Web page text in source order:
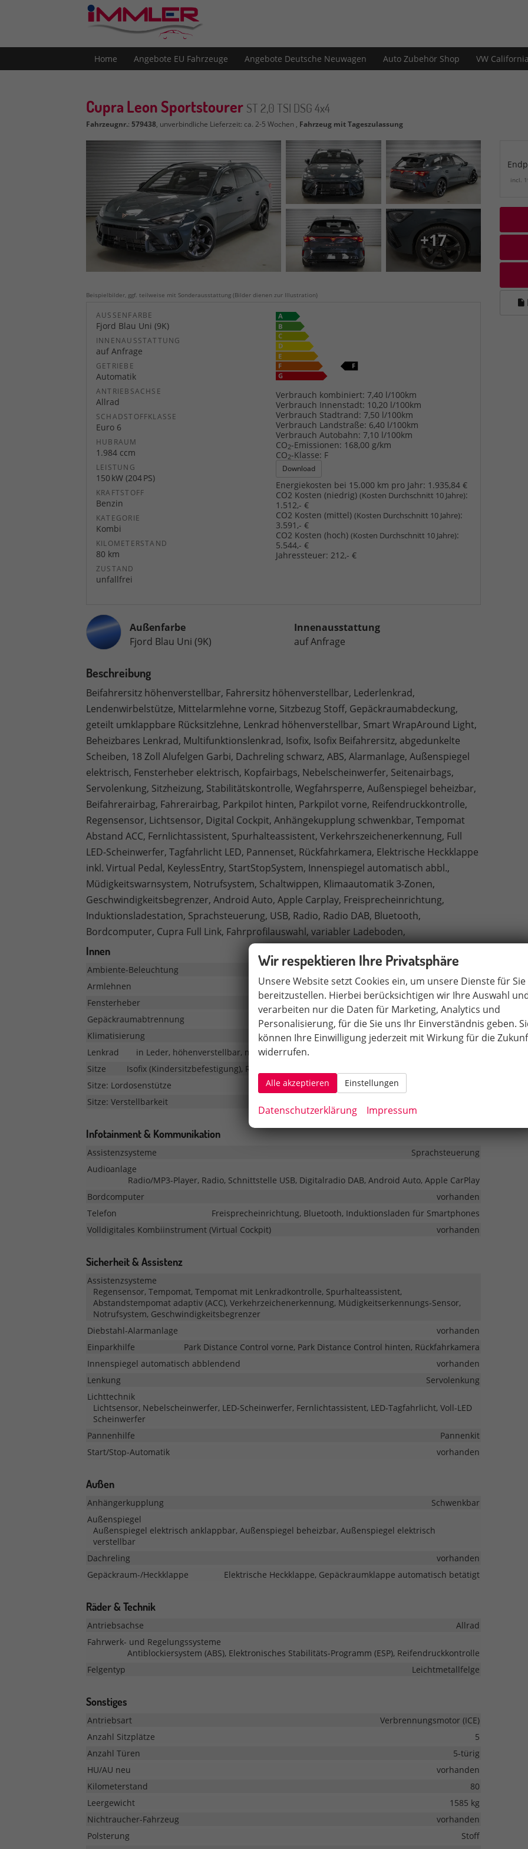
Home Angebote EU Fahrzeuge Angebote Deutsche Neuwagen Auto Zubehör Shop VW
Cupra Leon Sportstourer ST 2,0 TSI DSG 4x4
Fahrzeugnr.: 579438, unverbindliche Lieferzeit: ca. 2-5 Wochen , Fahrzeug mit Tageszulassung
incl.
+17
Beispielbilder, ggf. teilweise mit Sonderausstattung (Bilder dienen zur Illustration)
AUSSENFARBE
Fjord Blau Uni (9K)
INNENAUSSTATTUNG
auf Anfrage
GETRIEBE
Automatik
ANTRIEBSACHSE
Allrad
SCHADSTOFFKLASSE
Euro 6
HUBRAUM
1.984 ccm
LEISTUNG
150 kW (204 PS)
KRAFTSTOFF
Benzin
KATEGORIE
Kombi
KILOMETERSTAND
80 km
ZUSTAND
unfallfrei
Verbrauch kombiniert: 7,40 l/100km
Verbrauch Innenstadt: 10,20 l/100km
Verbrauch Stadtrand: 7,50 l/100km
Verbrauch Landstraße: 6,40 l/100km
Verbrauch Autobahn: 7,10 l/100km
CO2-Emissionen: 168,00 g/km
CO2-Klasse: F
Download
Energiekosten bei 15.000 km pro Jahr: 1.935,84 €
CO2 Kosten (niedrig)(Kosten Durchschnitt 10 Jahre):
1.512,- €
CO2 Kosten (mittel)(Kosten Durchschnitt 10 Jahre):
3.591,- €
CO2 Kosten (hoch)(Kosten Durchschnitt 10 Jahre):
5.544,- €
Jahressteuer: 212,- €
Außenfarbe
Fjord Blau Uni (9K)
Innenausstattung
auf Anfrage
Beschreibung
Beifahrersitz höhenverstellbar, Fahrersitz höhenverstellbar, Lederlenkrad,
Lendenwirbelstütze, Mittelarmlehne vorne, Sitzbezug Stoff, Gepäckraumabdeckung,
geteilt umklappbare Rücksitzlehne, Lenkrad höhenverstellbar, Smart WrapAround Light,
Beheizbares Lenkrad, Multifunktionslenkrad, Isofix, Isofix Beifahrersitz, abgedunkelte
Scheiben, 18 Zoll Alufelgen Garbi, Dachreling schwarz, ABS, Alarmanlage, Außenspiegel
elektrisch, Fensterheber elektrisch, Kopfairbags, Nebelscheinwerfer, Seitenairbags,
Servolenkung, Sitzheizung, Stabilitätskontrolle, Wegfahrsperre, Außenspiegel beheizbar,
Beifahrerairbag, Fahrerairbag, Parkpilot hinten, Parkpilot vorne, Reifendruckkontrolle,
Regensensor, Lichtsensor, Digital Cockpit, Anhängekupplung schwenkbar, Tempomat
Abstand ACC, Fernlichtassistent, Spurhalteassistent, Verkehrszeichenerkennung, Full
LED-Scheinwerfer, Tagfahrlicht LED, Pannenset, Rückfahrkamera, Elektrische Heckklappe
inkl. Virtual Pedal, KeylessEntry, StartStopSystem, Innenspiegel automatisch abbl.,
Müdigkeitswarnsystem, Notrufsystem, Schaltwippen, Klimaautomatik 3-Zonen,
Geschwindigkeitsbegrenzer, Android Auto, Apple Carplay, Freisprecheinrichtung,
Induktionsladestation, Sprachsteuerung, USB, Radio, Radio DAB, Bluetooth,
Bordcomputer, Cupra Full Link, Fahrprofilauswahl, variabler Ladeboden,
Innen
Ambiente-Beleuchtung
Armlehnen
Mittelarmlehne
Fensterheber
elektrisch
Gepäckraumabtrennung
vorhanden
Klimatisierung
Klimaautomatik, 3-Zonen-Klimaautomatik
Lenkrad
in Leder, höhenverstellbar, mit Multifunktionen, mit Lenkradheizung, mit Schaltwippen
Sitze
Isofix (Kindersitzbefestigung), Rücksitzbank hinten geteilt, Sitzheizung, Isofix Beifahrersitz
Sitze: Lordosenstütze
Sitze: Verstellbarkeit
Infotainment & Kommunikation
Assistenzsysteme
Sprachsteuerung
Audioanlage
Radio/MP3-Player, Radio, Schnittstelle USB, Digitalradio DAB, Android Auto, Apple CarPlay
Bordcomputer
vorhanden
Telefon
Freisprecheinrichtung, Bluetooth, Induktionsladen für Smartphones
Volldigitales Kombiinstrument (Virtual Cockpit)
vorhanden
Sicherheit & Assistenz
Assistenzsysteme
Regensensor, Tempomat, Tempomat mit Lenkradkontrolle, Spurhalteassistent,
Abstandstempomat adaptiv (ACC), Verkehrzeichenerkennung, Müdigkeitserkennungs-Sensor,
Notrufsystem, Geschwindigkeitsbegrenzer
Diebstahl-Alarmanlage
vorhanden
Einparkhilfe
Park Distance Control vorne, Park Distance Control hinten, Rückfahrkamera
Innenspiegel automatisch abblendend
vorhanden
Lenkung
Servolenkung
Lichttechnik
Lichtsensor, Nebelscheinwerfer, LED-Scheinwerfer, Fernlichtassistent, LED-Tagfahrlicht, Voll-LED
Scheinwerfer
Pannenhilfe
Pannenkit
Start/Stop-Automatik
vorhanden
Außen
Anhängerkupplung
Schwenkbar
Außenspiegel
Außenspiegel elektrisch anklappbar, Außenspiegel beheizbar, Außenspiegel elektrisch
verstellbar
Dachreling
vorhanden
Gepäckraum-/Heckklappe
Elektrische Heckklappe, Gepäckraumklappe automatisch betätigt
Räder & Technik
Antriebsachse
Allrad
Fahrwerk- und Regelungssysteme
Antiblockiersystem (ABS), Elektronisches Stabilitäts-Programm (ESP), Reifendruckkontrolle
Felgentyp
Leichtmetallfelge
Sonstiges
Antriebsart
Verbrennungsmotor (ICE)
Anzahl Sitzplätze
5
Anzahl Türen
5-türig
HU/AU neu
vorhanden
Kilometerstand
80
Leergewicht
1585 kg
Nichtraucher-Fahrzeug
vorhanden
Polsterung
Stoff
Wir respektieren Ihre Privatsphäre
Unsere Website setzt Cookies ein, um unsere Dienste für Sie
bereitzustellen. Hierbei berücksichtigen wir Ihre Auswahl
verarbeiten nur die Daten für Marketing, Analytics und
Personalisierung, für die Sie uns Ihr Einverständnis geben.
können Ihre Einwilligung jederzeit mit Wirkung für die
widerrufen.
Alle akzeptieren Einstellungen
Datenschutzerklärung Impressum